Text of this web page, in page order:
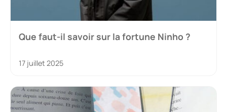
Que faut-il savoir sur la fortune Ninho ?
17 juillet 2025